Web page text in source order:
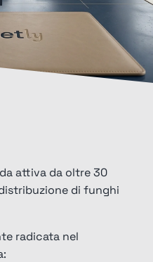
attiva da oltre 30
di funghi
radicata nel